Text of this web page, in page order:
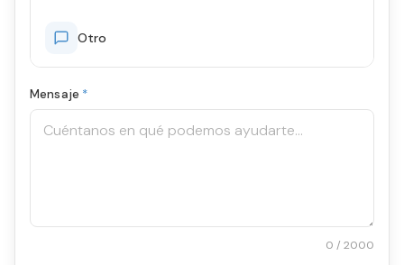
Otro
Mensaje *
0 / 2000